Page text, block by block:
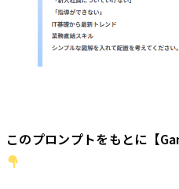
このプロンプトをもとに【